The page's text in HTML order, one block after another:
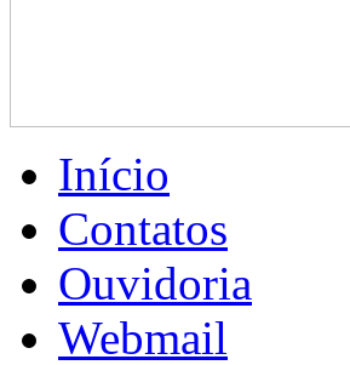
Início
Contatos
Ouvidoria
Webmail